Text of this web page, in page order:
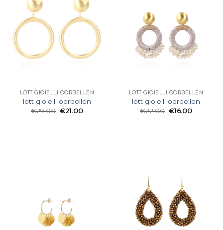
LOTT GIOIELLI OORBELLEN
lott gioielli oorbellen
€29.00 €21.00
LOTT GIOIELLI OORBELLEN
lott gioielli oorbellen
€22.00 €16.00